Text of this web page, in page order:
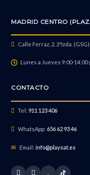
MADRID CENTRO
Calle Ferraz, 2. 2ºIzda.
Lunes a Jueves 9:00-14:00
CONTACTO
Tel: 911 123 406
WhatsApp: 656 62 93 46
Email:info@playsat.es